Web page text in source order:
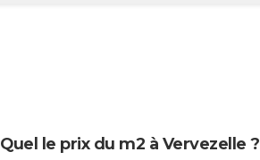
Quel le prix du m2 à Vervezelle ?